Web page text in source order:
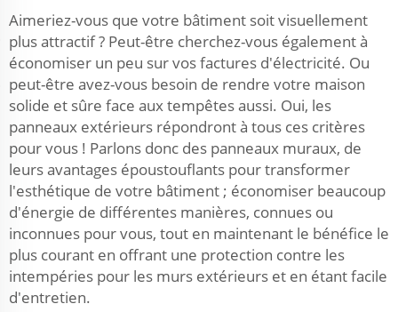
Aimeriez-vous que votre bâtiment soit visuellement
plus attractif ? Peut-être cherchez-vous également à
économiser un peu sur vos factures d'électricité. Ou
peut-être avez-vous besoin de rendre votre maison
solide et sûre face aux tempêtes aussi. Oui, les
panneaux extérieurs répondront à tous ces critères
pour vous ! Parlons donc des panneaux muraux, de
leurs avantages époustouflants pour transformer
l'esthétique de votre bâtiment ; économiser beaucoup
d'énergie de différentes manières, connues ou
inconnues pour vous, tout en maintenant le bénéfice le
plus courant en offrant une protection contre les
intempéries pour les murs extérieurs et en étant facile
d'entretien.